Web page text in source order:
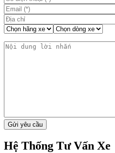
Hệ Thống Tư Vấn Xe